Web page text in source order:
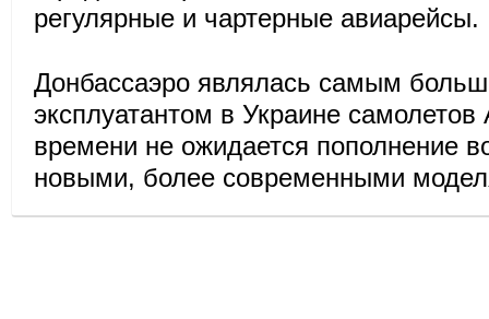
регулярные и чартерные авиарейсы.
Донбассаэро являлась самым
эксплуатантом в Украине
времени не ожидается пополнение
новыми, более современными